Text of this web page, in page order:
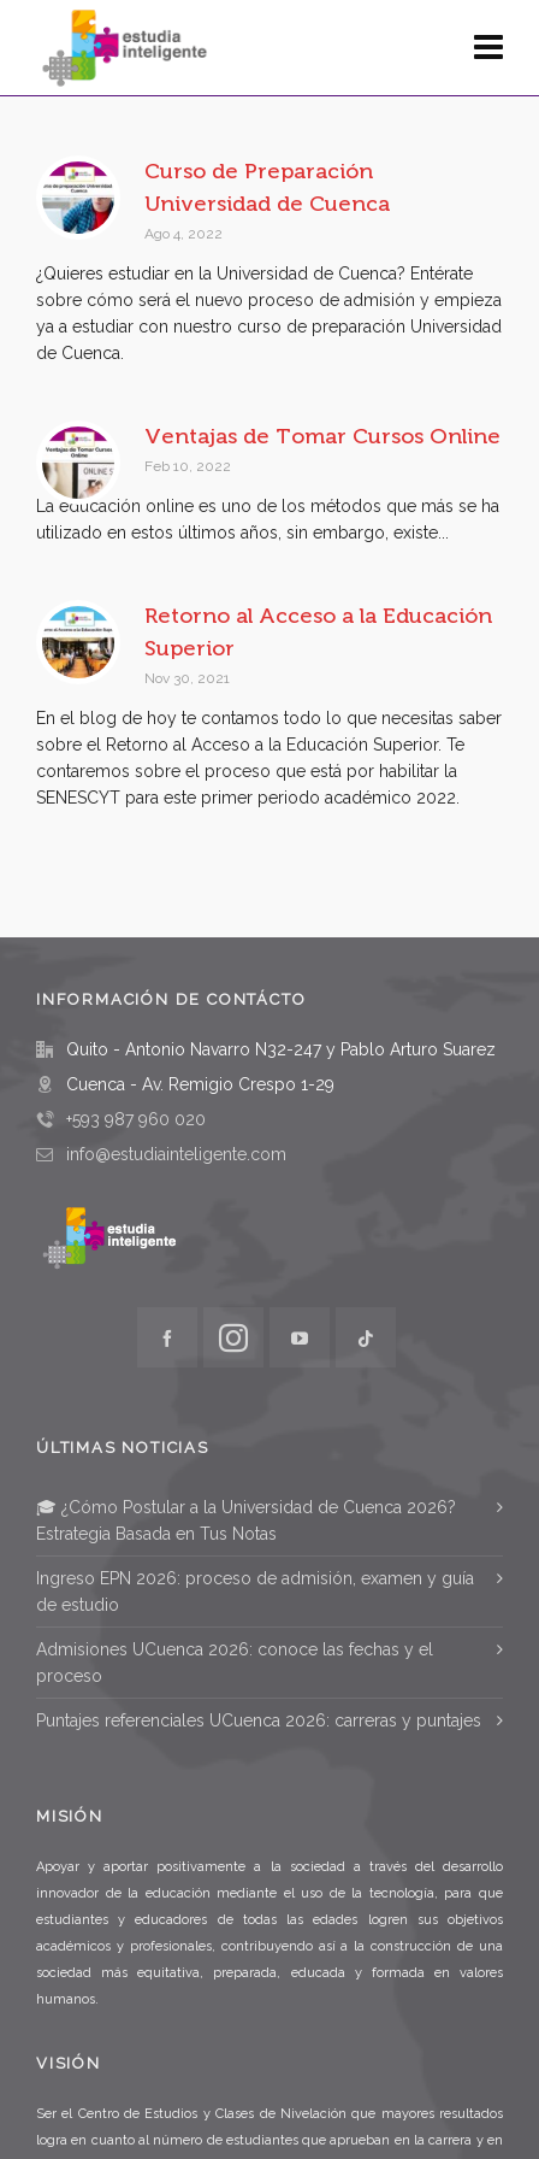
Curso de Preparación
Universidad de Cuenca
Ago 4, 2022
¿Quieres estudiar en la Universidad de Cuenca? Entérate
sobre cómo será el nuevo proceso de admisión y empieza
ya a estudiar con nuestro curso de preparación Universidad
de Cuenca.
Ventajas de Tomar Cursos Online
Feb 10, 2022
La educación online es uno de los métodos que más se ha
utilizado en estos últimos años, sin embargo, existe...
Retorno al Acceso a la Educación
Superior
Nov 30, 2021
En el blog de hoy te contamos todo lo que necesitas saber
sobre el Retorno al Acceso a la Educación Superior. Te
contaremos sobre el proceso que está por habilitar la
SENESCYT para este primer periodo académico 2022.
INFORMACIÓN DE CONTÁCTO
Quito - Antonio Navarro N32-247 y Pablo Arturo Suarez
Cuenca - Av. Remigio Crespo 1-29
+593 987 960 020
info@estudiainteligente.com
ÚLTIMAS NOTICIAS
🎓 ¿Cómo Postular a la Universidad de Cuenca 2026?
Estrategia Basada en Tus Notas
Ingreso EPN 2026: proceso de admisión, examen y guía
de estudio
Admisiones UCuenca 2026: conoce las fechas y el
proceso
Puntajes referenciales UCuenca 2026: carreras y puntajes
MISIÓN
Apoyar y aportar positivamente a la sociedad a través del desarrollo
innovador de la educación mediante el uso de la tecnología, para que
estudiantes y educadores de todas las edades logren sus objetivos
académicos y profesionales, contribuyendo así a la construcción de una
sociedad más equitativa, preparada, educada y formada en valores
humanos.
VISIÓN
Ser el Centro de Estudios y Clases de Nivelación que mayores resultados
logra en cuanto al número de estudiantes que aprueban en la carrera y en